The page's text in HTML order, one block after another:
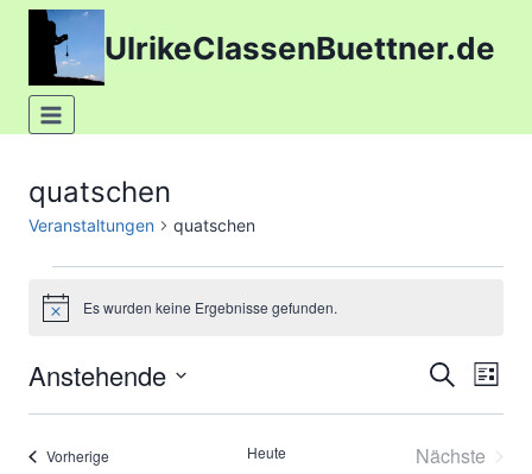
Zum
springen
UlrikeClassenBuettner.de
quatschen
Veranstaltungen quatschen
Veranstaltungen
HinweisEs wurden keine Ergebnisse gefunden.
SucheListe
Anstehende
Datum
Vorherige Heute
Nächste